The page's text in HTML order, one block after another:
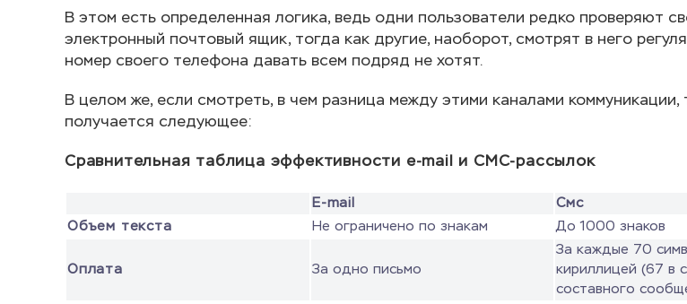
В этом есть определенная логика, ведь одни пользователи редко проверяют
электронный почтовый ящик, тогда как другие, наоборот, смотрят в него
номер своего телефона давать всем подряд не хотят.
В целом же, если смотреть, в чем разница между этими каналами коммуникации,
получается следующее:
Сравнительная таблица эффективности e-mail и СМС-рассылок
E-mail
Смс
Объем текста
Не ограничено по знакам До 1000 знаков
Оплата За одно письмо
За каждые 70
кириллицей (67 в
составного